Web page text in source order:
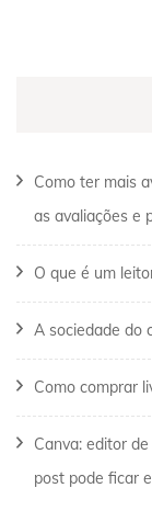
Como ter mais
as avaliações e
O que é um
A sociedade do
Como comprar
Canva: editor
post pode ficar